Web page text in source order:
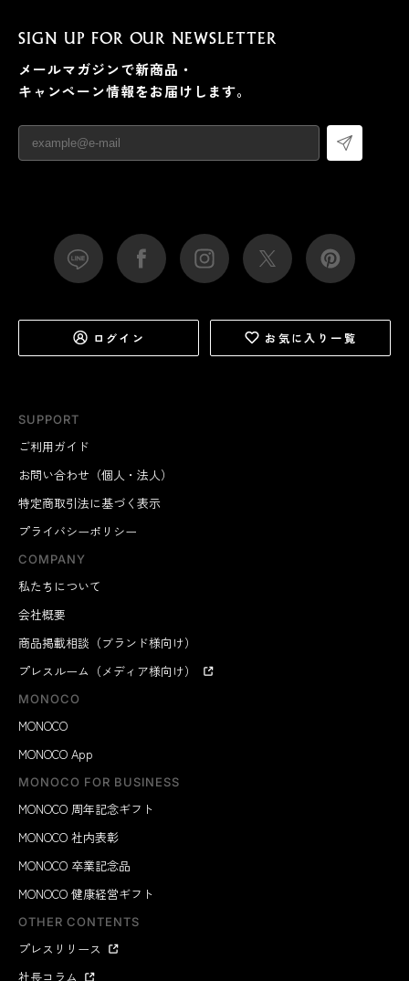
SUPPORT
ご利用ガイド
お問い合わせ（個人・法人）
特定商取引法に基づく表示
プライバシーポリシー
COMPANY
私たちについて
会社概要
商品掲載相談（ブランド様向け）
プレスルーム（メディア様向け）
MONOCO
MONOCO
MONOCO App
MONOCO FOR BUSINESS
MONOCO 周年記念ギフト
MONOCO 社内表彰
MONOCO 卒業記念品
MONOCO 健康経営ギフト
OTHER CONTENTS
プレスリリース
社長コラム
SIGN UP FOR OUR NEWSLETTER
メールマガジンで新商品・
キャンペーン情報をお届けします。
ログイン お気に入り一覧